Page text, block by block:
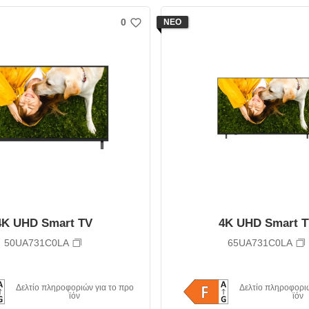
0
w
UHD Smart TV
50UA731C0LA
Δελτίο πληροφοριών για το προ
ϊόν
ΝΕΟ
4K UHD Smart
65UA731C0LA
Δελτίο
ϊόν